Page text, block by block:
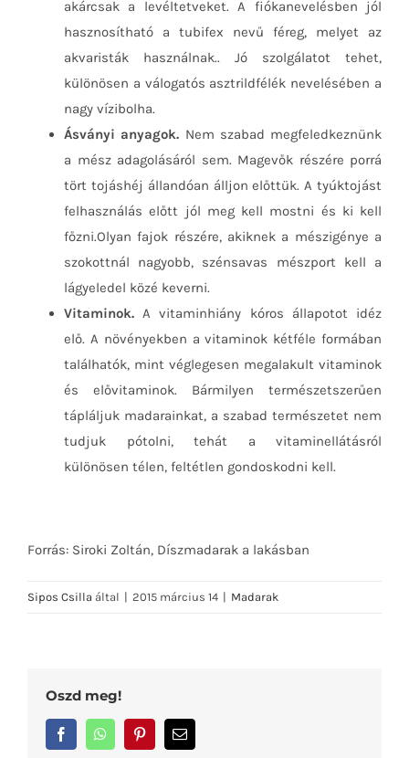
akárcsak a levéltetveket. A fiókanevelésben jól
hasznosítható a tubifex nevű féreg, melyet az
akvaristák használnak.. Jó szolgálatot tehet,
különösen a válogatós asztrildfélék nevelésében a
nagy vízibolha.
Ásványi anyagok. Nem szabad megfeledkeznünk
a mész adagolásáról sem. Magevők részére porrá
tört tojáshéj állandóan álljon előttük. A tyúktojást
felhasználás előtt jól meg kell mostni és ki kell
főzni.Olyan fajok részére, akiknek a mészigénye a
szokottnál nagyobb, szénsavas mészport kell a
lágyeledel közé keverni.
Vitaminok.A vitaminhiány kóros állapotot idéz
elő. A növényekben a vitaminok kétféle formában
találhatók, mint véglegesen megalakult vitaminok
és elővitaminok. Bármilyen természetszerűen
tápláljuk madarainkat, a szabad természetet nem
tudjuk pótolni, tehát a vitaminellátásról
különösen télen, feltétlen gondoskodni kell.
Forrás: Siroki Zoltán, Díszmadarak a lakásban
Sipos Csilla által | 2015 március 14 | Madarak
Oszd meg!
FacebookWhatsAppPinterestEmail: